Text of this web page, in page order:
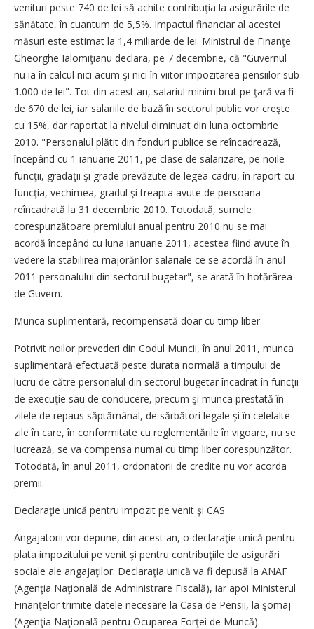
venituri peste 740 de lei să achite contribuţia la asigurările de
sănătate, în cuantum de 5,5%. Impactul financiar al acestei
măsuri este estimat la 1,4 miliarde de lei. Ministrul de Finanţe
Gheorghe Ialomiţianu declara, pe 7 decembrie, că "Guvernul
nu ia în calcul nici acum şi nici în viitor impozitarea pensiilor sub
1.000 de lei". Tot din acest an, salariul minim brut pe ţară va fi
de 670 de lei, iar salariile de bază în sectorul public vor creşte
cu 15%, dar raportat la nivelul diminuat din luna octombrie
2010. "Personalul plătit din fonduri publice se reîncadrează,
începând cu 1 ianuarie 2011, pe clase de salarizare, pe noile
funcţii, gradaţii şi grade prevăzute de legea-cadru, în raport cu
funcţia, vechimea, gradul şi treapta avute de persoana
reîncadrată la 31 decembrie 2010. Totodată, sumele
corespunzătoare premiului anual pentru 2010 nu se mai
acordă începând cu luna ianuarie 2011, acestea fiind avute în
vedere la stabilirea majorărilor salariale ce se acordă în anul
2011 personalului din sectorul bugetar", se arată în hotărârea
de Guvern.
Munca suplimentară, recompensată doar cu timp liber
Potrivit noilor prevederi din Codul Muncii, în anul 2011, munca
suplimentară efectuată peste durata normală a timpului de
lucru de către personalul din sectorul bugetar încadrat în funcţii
de execuţie sau de conducere, precum şi munca prestată în
zilele de repaus săptămânal, de sărbători legale şi în celelalte
zile în care, în conformitate cu reglementările în vigoare, nu se
lucrează, se va compensa numai cu timp liber corespunzător.
Totodată, în anul 2011, ordonatorii de credite nu vor acorda
premii.
Declaraţie unică pentru impozit pe venit şi CAS
Angajatorii vor depune, din acest an, o declaraţie unică pentru
plata impozitului pe venit şi pentru contribuţiile de asigurări
sociale ale angajaţilor. Declaraţia unică va fi depusă la ANAF
(Agenţia Naţională de Administrare Fiscală), iar apoi Ministerul
Finanţelor trimite datele necesare la Casa de Pensii, la şomaj
(Agenţia Naţională pentru Ocuparea Forţei de Muncă).